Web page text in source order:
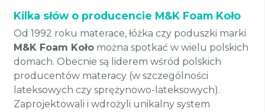
Kilka słów o producencie M&K Foam Koło
Od 1992 roku materace, łóżka czy poduszki marki
M&K Foam Koło można spotkać w wielu polskich
domach. Obecnie są liderem wśród polskich
producentów materacy (w szczególności
lateksowych czy sprężynowo-lateksowych).
Zaprojektowali i wdrożyli unikalny system